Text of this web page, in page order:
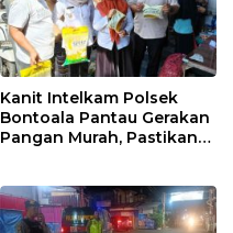
Kanit Intelkam Polsek
Bontoala Pantau Gerakan
Pangan Murah, Pastikan